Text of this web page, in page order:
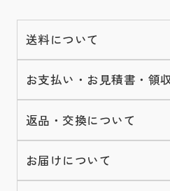
送料について
お支払い・お見積書・領
返品・交換について
お届けについて